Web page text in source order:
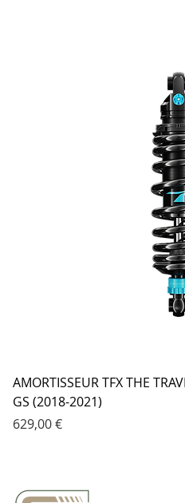
AMORTISSEUR TFX THE
GS (2018-2021)
Prix
629,00 €